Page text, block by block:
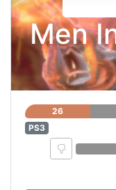
Men
26
PS3